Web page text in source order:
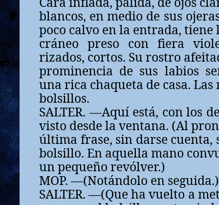
blancos, en medio de sus
poco calvo en la entrada, tiene
cráneo preso con fiera
rizados, cortos. Su rostro
prominencia de sus labios
una rica chaqueta de casa. Las
bolsillos.
SALTER. —Aquí está, con los
visto desde la ventana. (Al
última frase, sin darse cuenta,
bolsillo. En aquella mano
un pequeño revólver.)
MOP. —(Notándolo en
SALTER. —(Que ha vuelto a